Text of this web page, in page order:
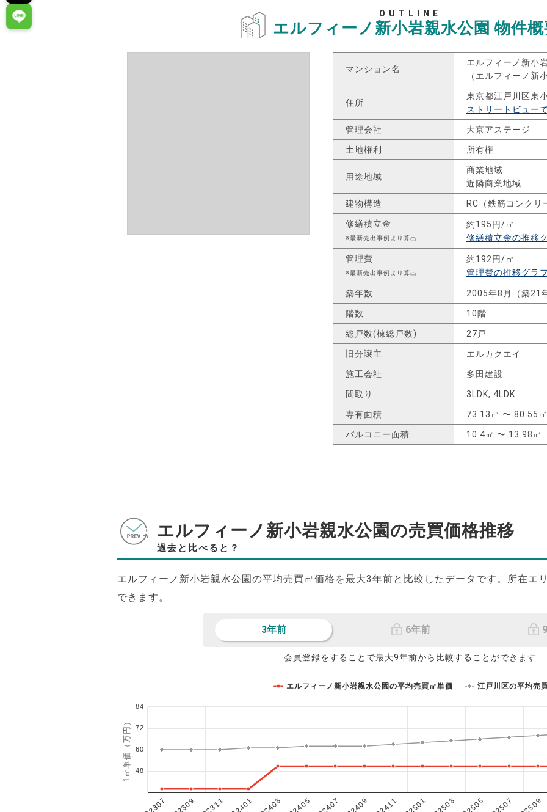
OUTLINE
エルフィーノ新小岩親水公園 物件
マンション名
エルフィーノ新小
（エルフィーノ新
住所
東京都江戸川区東
ストリートビュー
管理会社 大京アステージ
土地権利 所有権
用途地域
商業地域
近隣商業地域
建物構造 RC（鉄筋コンクリ
修繕積立金
※最新売出事例より算出
約195円/㎡
修繕積立金の推移
管理費
※最新売出事例より算出
約192円/㎡
管理費の推移グラ
築年数 2005年8月（築21
階数 10階
総戸数(棟総戸数) 27戸
旧分譲主 エルカクエイ
施工会社 多田建設
間取り 3LDK, 4LDK
専有面積 73.13㎡ 〜 80.55㎡
バルコニー面積 10.4㎡ 〜 13.98㎡
エルフィーノ新小岩親水公園の売買価格推移
過去と比べると？
エルフィーノ新小岩親水公園の平均売買㎡価格を最大3年前と比較したデータです。所在エ
できます。
3年前 6年前
会員登録をすることで最大9年前から比較することができます
1㎡単価（万円）
エルフィーノ新小岩親水公園の平均売買㎡単価 江戸川区の平均売
48
60
72
84